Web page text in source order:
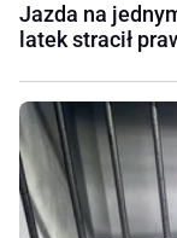
Jazda na
latek stracił